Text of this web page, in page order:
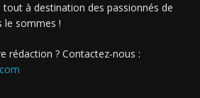
à destination des passionnés de
le sommes !
rédaction ? Contactez-nous :